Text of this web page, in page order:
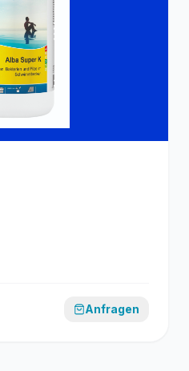
Anfragen